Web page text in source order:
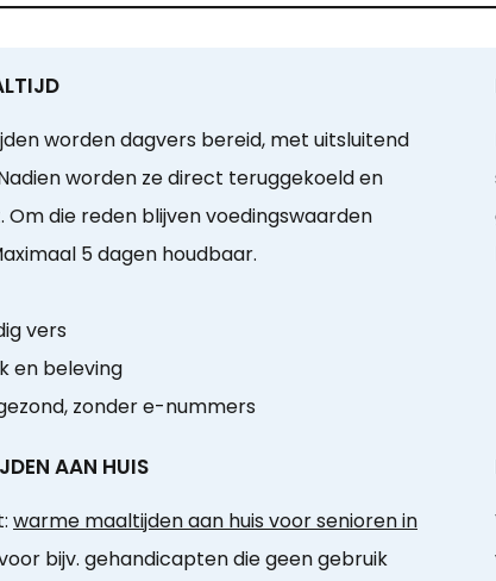
worden dagvers bereid, met uitsluitend
worden ze direct teruggekoeld en
die reden blijven voedingswaarden
5 dagen houdbaar.
vers
en beleving
zonder e-nummers
AAN HUIS
warme maaltijden aan huis voor senioren in
bijv. gehandicapten die geen gebruik